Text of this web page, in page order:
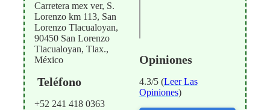
Carretera mex ver, S.
Lorenzo km 113, San
Lorenzo Tlacualoyan,
90450 San Lorenzo
Tlacualoyan, Tlax.,
México
Teléfono
+52 241 418 0363
Opiniones
4.3/5 (Leer Las
Opiniones)